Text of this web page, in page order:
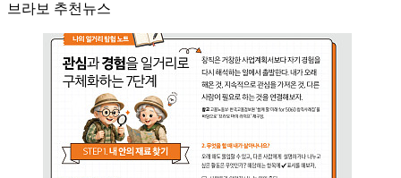
브라보 추천뉴스